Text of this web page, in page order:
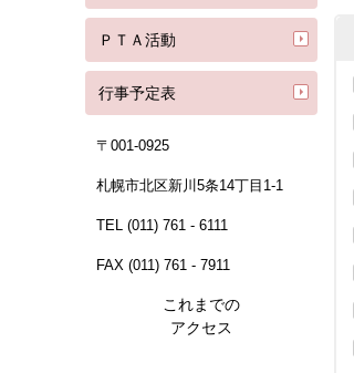
ＰＴＡ活動
行事予定表
〒001-0925
札幌市北区新川5条14丁目1-1
TEL (011) 761 - 6111
FAX (011) 761 - 7911
これまでの
アクセス